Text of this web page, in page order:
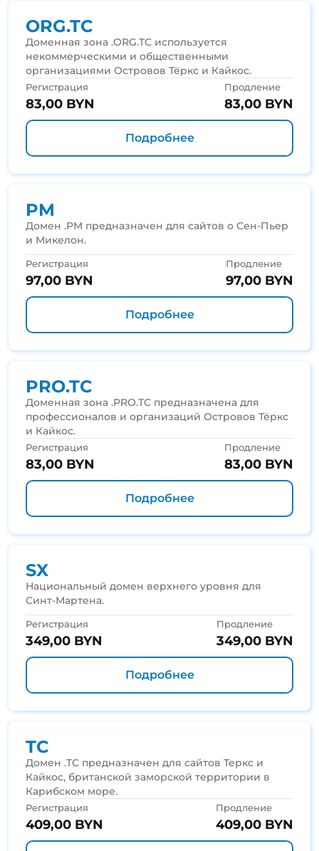
ORG.TC
Доменная зона .ORG.TC используется
некоммерческими и общественными
организациями Островов Тёркс и Кайкос.
Регистрация
83,00 BYN
Продление
83,00 BYN
Подробнее
PM
Домен .PM предназначен для сайтов о Сен-Пьер
и Микелон.
Регистрация
97,00 BYN
Продление
97,00 BYN
Подробнее
PRO.TC
Доменная зона .PRO.TC предназначена для
профессионалов и организаций Островов Тёркс
и Кайкос.
Регистрация
83,00 BYN
Продление
83,00 BYN
Подробнее
SX
Национальный домен верхнего уровня для
Синт-Мартена.
Регистрация
349,00 BYN
Продление
349,00 BYN
Подробнее
TC
Домен .TC предназначен для сайтов Теркс и
Кайкос, британской заморской территории в
Карибском море.
Регистрация
409,00 BYN
Продление
409,00 BYN